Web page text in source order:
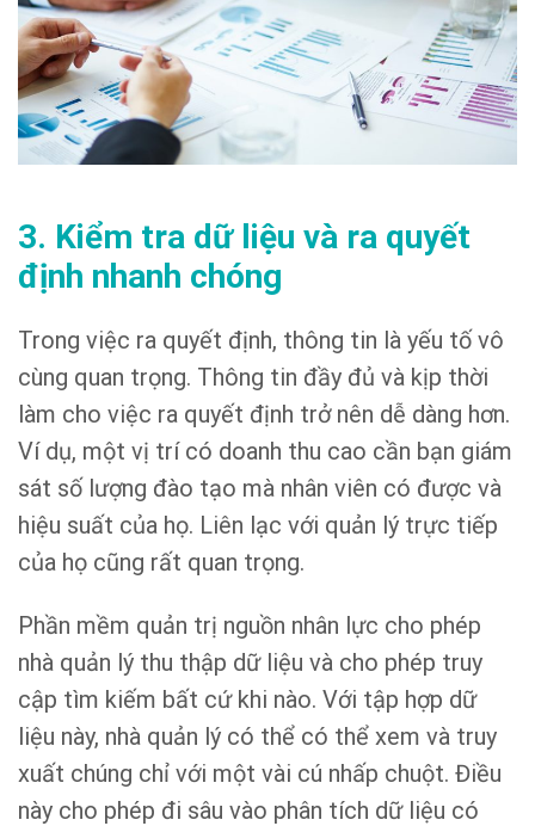
3. Kiểm tra dữ liệu và ra quyết
định nhanh chóng
Trong việc ra quyết định, thông tin là yếu tố vô
cùng quan trọng. Thông tin đầy đủ và kịp thời
làm cho việc ra quyết định trở nên dễ dàng hơn.
Ví dụ, một vị trí có doanh thu cao cần bạn giám
sát số lượng đào tạo mà nhân viên có được và
hiệu suất của họ. Liên lạc với quản lý trực tiếp
của họ cũng rất quan trọng.
Phần mềm quản trị nguồn nhân lực cho phép
nhà quản lý thu thập dữ liệu và cho phép truy
cập tìm kiếm bất cứ khi nào. Với tập hợp dữ
liệu này, nhà quản lý có thể có thể xem và truy
xuất chúng chỉ với một vài cú nhấp chuột. Điều
này cho phép đi sâu vào phân tích dữ liệu có